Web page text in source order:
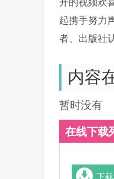
起携手努力
者、出版社
内容
暂时没有
在线下载
下